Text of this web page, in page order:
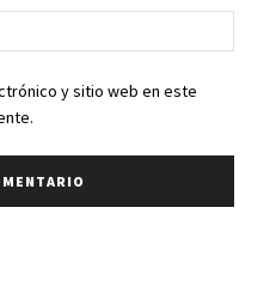
web:
y sitio web en este